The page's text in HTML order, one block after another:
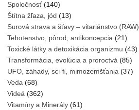
Spoločnosť(140)
Štítna žľaza, jód (13)
Surová strava a šťavy – vitariánstvo (RAW)
Tehotenstvo, pôrod, antikoncepcia (21)
Toxické látky a detoxikácia organizmu (43)
Transformácia, evolúcia a proroctvá (85)
UFO, záhady, sci-fi, mimozemšťania (37)
Veda (68)
Videá (362)
Vitamíny a Minerály (61)